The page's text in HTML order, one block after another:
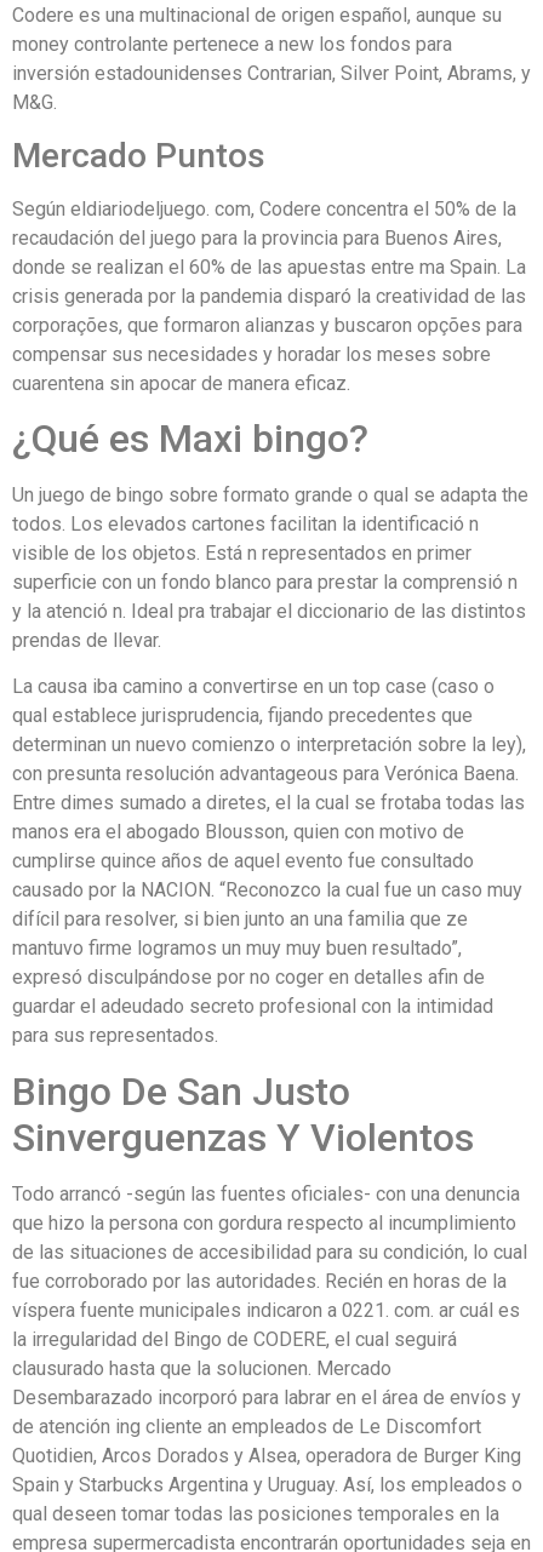
Codere es una multinacional de origen español, aunque su
money controlante pertenece a new los fondos para
inversión estadounidenses Contrarian, Silver Point, Abrams, y
M&G.
Mercado Puntos
Según eldiariodeljuego. com, Codere concentra el 50% de la
recaudación del juego para la provincia para Buenos Aires,
donde se realizan el 60% de las apuestas entre ma Spain. La
crisis generada por la pandemia disparó la creatividad de las
corporações, que formaron alianzas y buscaron opções para
compensar sus necesidades y horadar los meses sobre
cuarentena sin apocar de manera eficaz.
¿Qué es Maxi bingo?
Un juego de bingo sobre formato grande o qual se adapta the
todos. Los elevados cartones facilitan la identificació n
visible de los objetos. Está n representados en primer
superficie con un fondo blanco para prestar la comprensió n
y la atenció n. Ideal pra trabajar el diccionario de las distintos
prendas de llevar.
La causa iba camino a convertirse en un top case (caso o
qual establece jurisprudencia, fijando precedentes que
determinan un nuevo comienzo o interpretación sobre la ley),
con presunta resolución advantageous para Verónica Baena.
Entre dimes sumado a diretes, el la cual se frotaba todas las
manos era el abogado Blousson, quien con motivo de
cumplirse quince años de aquel evento fue consultado
causado por la NACION. “Reconozco la cual fue un caso muy
difícil para resolver, si bien junto an una familia que ze
mantuvo firme logramos un muy muy buen resultado”,
expresó disculpándose por no coger en detalles afin de
guardar el adeudado secreto profesional con la intimidad
para sus representados.
Bingo De San Justo
Sinverguenzas Y Violentos
Todo arrancó -según las fuentes oficiales- con una denuncia
que hizo la persona con gordura respecto al incumplimiento
de las situaciones de accesibilidad para su condición, lo cual
fue corroborado por las autoridades. Recién en horas de la
víspera fuente municipales indicaron a 0221. com. ar cuál es
la irregularidad del Bingo de CODERE, el cual seguirá
clausurado hasta que la solucionen. Mercado
Desembarazado incorporó para labrar en el área de envíos y
de atención ing cliente an empleados de Le Discomfort
Quotidien, Arcos Dorados y Alsea, operadora de Burger King
Spain y Starbucks Argentina y Uruguay. Así, los empleados o
qual deseen tomar todas las posiciones temporales en la
empresa supermercadista encontrarán oportunidades seja en